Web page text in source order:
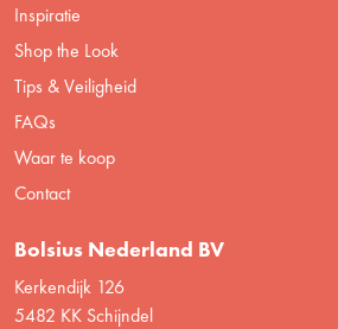
Inspiratie
Shop the Look
Tips & Veiligheid
FAQs
Waar te koop
Contact
Bolsius Nederland BV
Kerkendijk 126
5482 KK Schijndel